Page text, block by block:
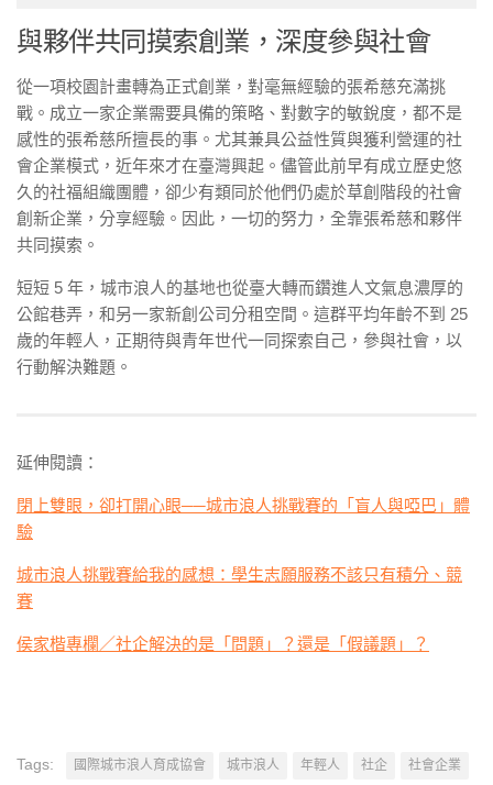
與夥伴共同摸索創業，深度參與社會
從一項校園計畫轉為正式創業，對毫無經驗的張希慈充滿挑
戰。成立一家企業需要具備的策略、對數字的敏銳度，都不是
感性的張希慈所擅長的事。尤其兼具公益性質與獲利營運的社
會企業模式，近年來才在臺灣興起。儘管此前早有成立歷史悠
久的社福組織團體，卻少有類同於他們仍處於草創階段的社會
創新企業，分享經驗。因此，一切的努力，全靠張希慈和夥伴
共同摸索。
短短 5 年，城市浪人的基地也從臺大轉而鑽進人文氣息濃厚的
公館巷弄，和另一家新創公司分租空間。這群平均年齡不到 25
歲的年輕人，正期待與青年世代一同探索自己，參與社會，以
行動解決難題。
延伸閱讀：
閉上雙眼，卻打開心眼──城市浪人挑戰賽的「盲人與啞巴」體
驗
城市浪人挑戰賽給我的感想：學生志願服務不該只有積分、競
賽
侯家楷專欄／社企解決的是「問題」？還是「假議題」？
Tags: 國際城市浪人育成協會 城市浪人 年輕人 社企 社會企業